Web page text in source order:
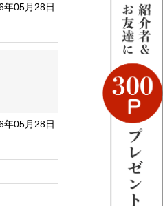
年05月28日
年05月28日